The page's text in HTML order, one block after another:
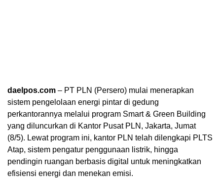
daelpos.com – PT PLN (Persero) mulai menerapkan
sistem pengelolaan energi pintar di gedung
perkantorannya melalui program Smart & Green Building
yang diluncurkan di Kantor Pusat PLN, Jakarta, Jumat
(8/5). Lewat program ini, kantor PLN telah dilengkapi PLTS
Atap, sistem pengatur penggunaan listrik, hingga
pendingin ruangan berbasis digital untuk meningkatkan
efisiensi energi dan menekan emisi.